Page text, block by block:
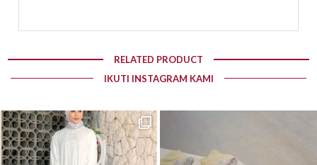
RELATED PRODUCT
IKUTI INSTAGRAM KAMI